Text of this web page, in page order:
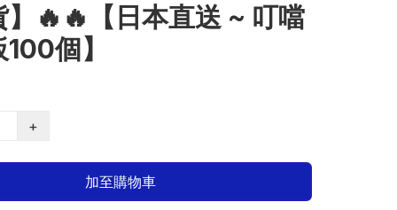
】🔥🔥【日本直送 ~ 叮噹
個】
+
加至購物車